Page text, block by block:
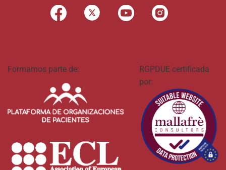
Formamos parte de:
RGPDUE certificada
por: